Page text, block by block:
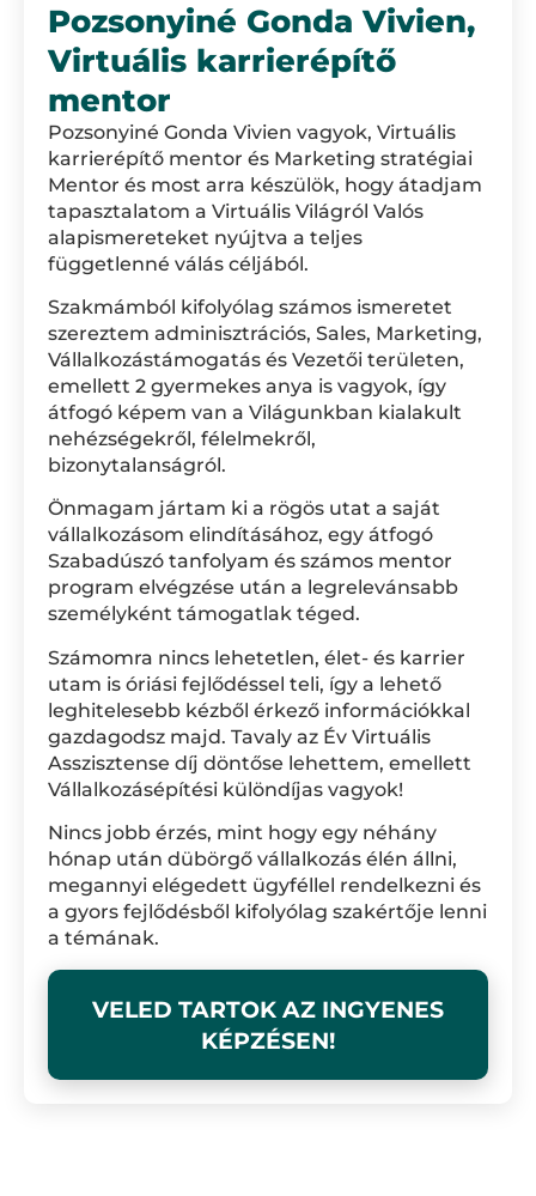
Pozsonyiné Gonda Vivien,
Virtuális karrierépítő
mentor
Pozsonyiné Gonda Vivien vagyok, Virtuális
karrierépítő mentor és Marketing stratégiai
Mentor és most arra készülök, hogy átadjam
tapasztalatom a Virtuális Világról Valós
alapismereteket nyújtva a teljes
függetlenné válás céljából.
Szakmámból kifolyólag számos ismeretet
szereztem adminisztrációs, Sales, Marketing,
Vállalkozástámogatás és Vezetői területen,
emellett 2 gyermekes anya is vagyok, így
átfogó képem van a Világunkban kialakult
nehézségekről, félelmekről,
bizonytalanságról.
Önmagam jártam ki a rögös utat a saját
vállalkozásom elindításához, egy átfogó
Szabadúszó tanfolyam és számos mentor
program elvégzése után a legrelevánsabb
személyként támogatlak téged.
Számomra nincs lehetetlen, élet- és karrier
utam is óriási fejlődéssel teli, így a lehető
leghitelesebb kézből érkező információkkal
gazdagodsz majd. Tavaly az Év Virtuális
Asszisztense díj döntőse lehettem, emellett
Vállalkozásépítési különdíjas vagyok!
Nincs jobb érzés, mint hogy egy néhány
hónap után dübörgő vállalkozás élén állni,
megannyi elégedett ügyféllel rendelkezni és
a gyors fejlődésből kifolyólag szakértője lenni
a témának.
VELED TARTOK AZ INGYENES
KÉPZÉSEN!